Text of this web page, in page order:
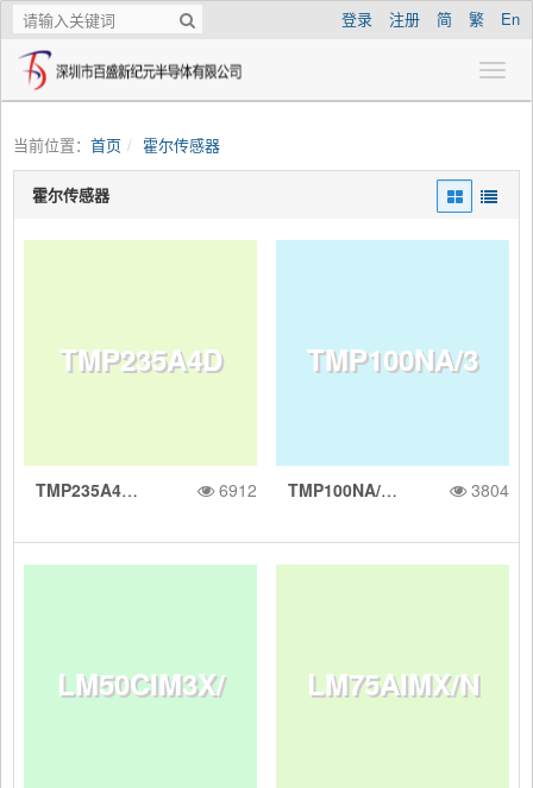
登录 注册 简 繁 En
当前位置： 首页 霍尔传感器
霍尔传感器
TMP235A4D
CKR 10mV/
6912
TMP235A4DCKR 10mV/C、1C 模拟温度传感器
TMP100NA/3
K 采用 SOT-
3804
TMP100NA/3K 采用 SOT-23 封装、具有 I2C/SMBus 接口的 2C 数字温度传感器
LM50CIM3X/ LM75AIMX/N